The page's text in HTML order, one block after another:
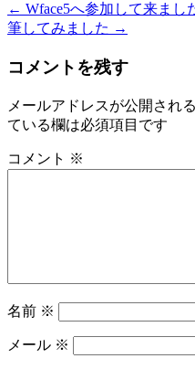
← Wface5へ参加して来まし
筆してみました →
コメントを残す
メールアドレスが公開され
ている欄は必須項目です
コメント ※
名前 ※
メール ※